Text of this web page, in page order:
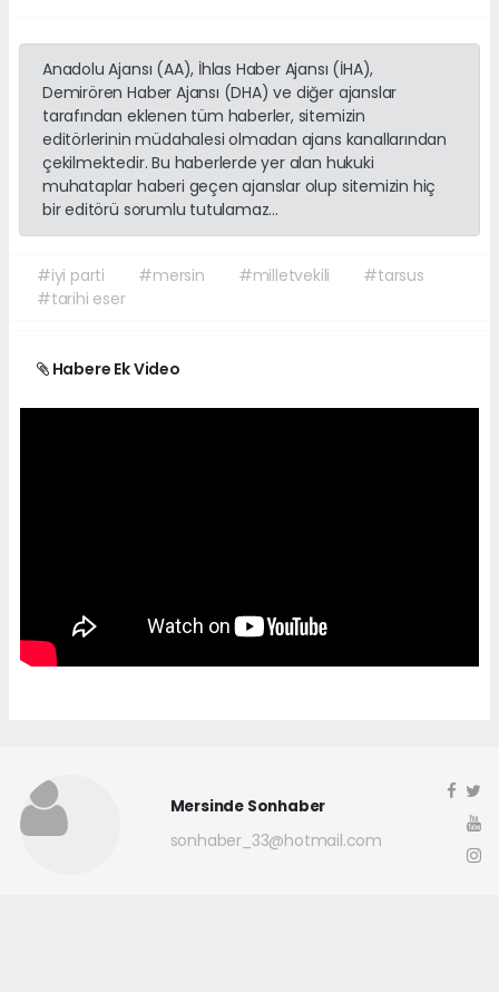
Anadolu Ajansı (AA), İhlas Haber Ajansı (İHA),
Demirören Haber Ajansı (DHA) ve diğer ajanslar
tarafından eklenen tüm haberler, sitemizin
editörlerinin müdahalesi olmadan ajans kanallarından
çekilmektedir. Bu haberlerde yer alan hukuki
muhataplar haberi geçen ajanslar olup sitemizin hiç
bir editörü sorumlu tutulamaz...
#iyi parti #mersin #milletvekili
#tarsus
#tarihi eser
Habere Ek Video
Mersinde Sonhaber
sonhaber_33@hotmail.com